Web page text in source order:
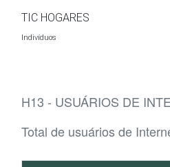
TIC HOGARES
Indivíduos
H13 - USUÁRIOS DE
Total de usuários de